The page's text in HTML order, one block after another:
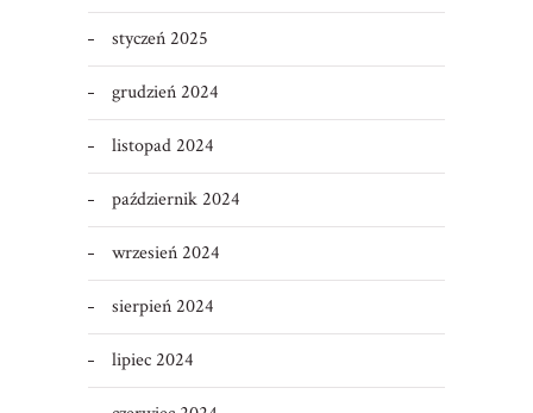
styczeń 2025
grudzień 2024
listopad 2024
październik 2024
wrzesień 2024
sierpień 2024
lipiec 2024